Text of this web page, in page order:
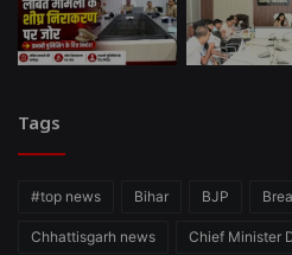
Tags
#top news Bihar BJP
Chhattisgarh news Chief Minister